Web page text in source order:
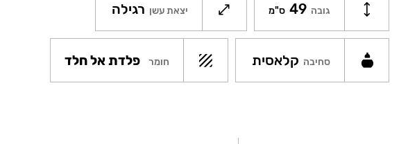
גובה 49 ס"מ יצאת עשן רגילה
סחיבה קלאסית חומר פלדת אל חלד